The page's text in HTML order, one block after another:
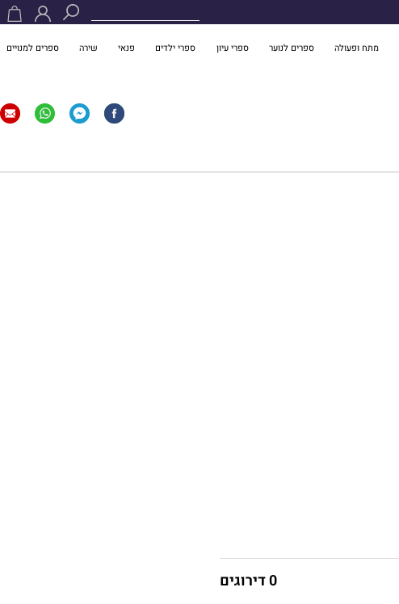
מתח ופעולה ספרים לנוער ספרי עיון ספרי ילדים פנאי שירה ספרים למנויים
0 דירוגים